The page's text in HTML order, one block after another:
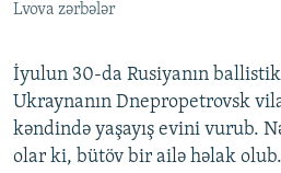
Lvova zərbələr
İyulun 30-da Rusiyanın
Ukraynanın Dnepropetrovsk
kəndində yaşayış evini vurub.
olar ki, bütöv bir ailə həlak